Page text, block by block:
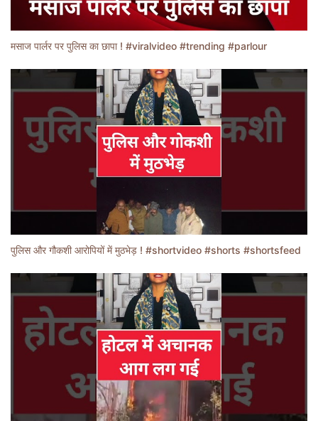
मसाज पार्लर पर पुलिस का छापा ! #viralvideo #trending #parlour
पुलिस और गौकशी आरोपियों में मुठभेड़ ! #shortvideo #shorts #shortsfeed